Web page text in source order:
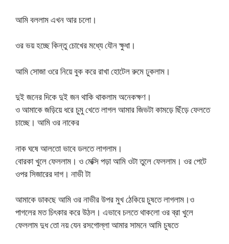
আমি বললাম এখন আর চলো।
ওর ভয় হচ্ছে কিন্তু চোখের মধ্যে যৌন ক্ষুধা।
আমি সোজা ওরে নিয়ে বুক করে রাখা হোটেল রুমে ঢুকলাম।
দুই জনের দিকে দুই জন থাকি থাকলাম অনেকক্ষণ।
ও আমাকে জড়িয়ে ধরে চুমু খেতে লাগল আমার জিভটা কামড়ে ছিঁড়ে ফেলতে
চাচ্ছে। আমি ওর নাকের
নাক ঘষে আলতো ভাবে ডলতে লাগলাম।
বোরকা খুলে ফেললাম। ও মেক্সি পড়া আমি ওটা তুলে ফেললাম। ওর পেটে
ওপর সিজারের দাগ। নাভী টা
আমাকে ডাকছে আমি ওর নাভীর উপর মুখ ঠেকিয়ে চুষতে লাগলাম।ও
পাগলের মত চিৎকার করে উঠল। এভাবে চলতে থাকলো ওর ব্রা খুলে
ফেললাম দুধ তো নয় যেন রসগোল্লা আমার সামনে আমি চুষতে